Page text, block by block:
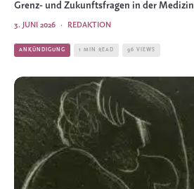
Grenz- und Zukunftsfragen in der Medizin
REDAKTION
·
3. JUNI 2026
ANKÜNDIGUNG 1 MIN READ 96 VIEWS